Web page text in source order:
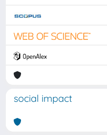
social impact